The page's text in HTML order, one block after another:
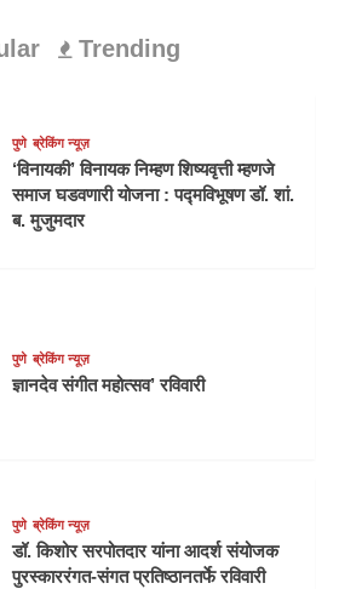
Trending
पुणे ब्रेकिंग न्यूज़
‘विनायकी’ विनायक निम्हण शिष्यवृत्ती म्हणजे
समाज घडवणारी योजना : पद्मविभूषण डॉ. शां.
ब. मुजुमदार
पुणे ब्रेकिंग न्यूज़
ज्ञानदेव संगीत महोत्सव’ रविवारी
पुणे ब्रेकिंग न्यूज़
डॉ. किशोर सरपोतदार यांना आदर्श संयोजक
पुरस्काररंगत-संगत प्रतिष्ठानतर्फे रविवारी